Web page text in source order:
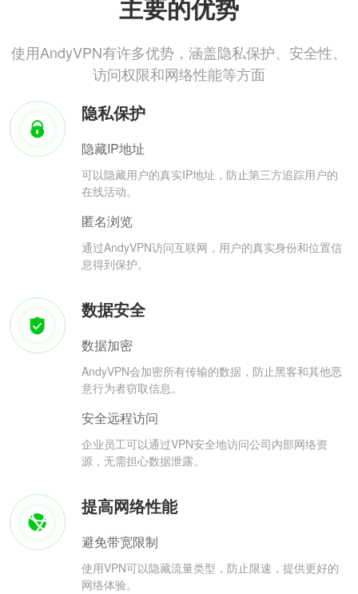
主要的优势
使用AndyVPN有许多优势，涵盖隐私保护、安全性、
访问权限和网络性能等方面
隐私保护
隐藏IP地址
可以隐藏用户的真实IP地址，防止第三方追踪用户的
在线活动。
匿名浏览
通过AndyVPN访问互联网，用户的真实身份和位置信
息得到保护。
数据安全
数据加密
AndyVPN会加密所有传输的数据，防止黑客和其他恶
意行为者窃取信息。
安全远程访问
企业员工可以通过VPN安全地访问公司内部网络资
源，无需担心数据泄露。
提高网络性能
避免带宽限制
使用VPN可以隐藏流量类型，防止限速，提供更好的
网络体验。